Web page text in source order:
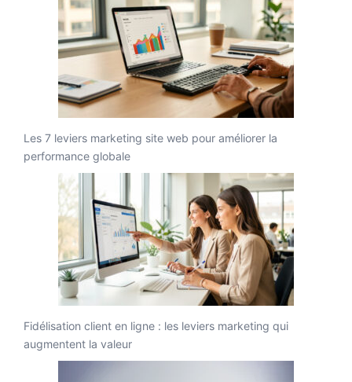
Les 7 leviers marketing site web pour améliorer la
performance globale
Fidélisation client en ligne : les leviers marketing qui
augmentent la valeur